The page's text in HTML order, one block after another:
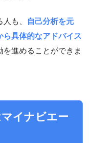
も、
自己分析を元
ら具体的なアドバイス
進めることができま
イナビエー